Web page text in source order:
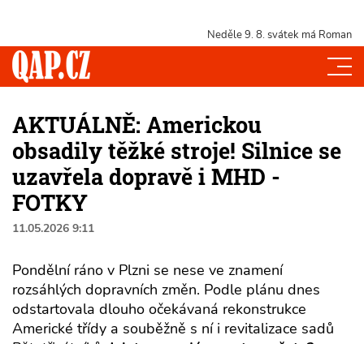
Neděle 9. 8. svátek má Roman
AKTUÁLNĚ: Americkou
obsadily těžké stroje! Silnice se
uzavřela dopravě i MHD -
FOTKY
11.05.2026 9:11
Pondělní ráno v Plzni se nese ve znamení
rozsáhlých dopravních změn. Podle plánu dnes
odstartovala dlouho očekávaná rekonstrukce
Americké třídy a souběžně s ní i revitalizace sadů